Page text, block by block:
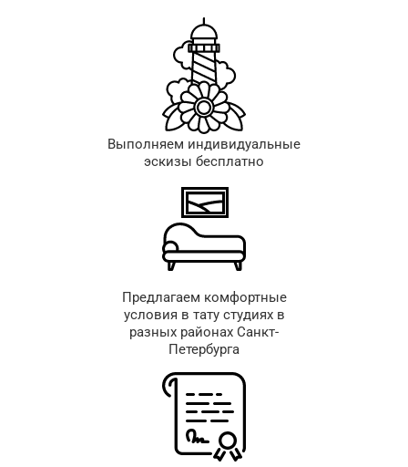
Выполняем индивидуальные
эскизы бесплатно
Предлагаем комфортные
условия в тату студиях в
разных районах Санкт-
Петербурга